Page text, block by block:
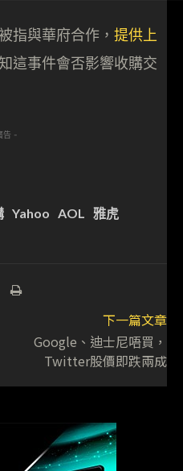
指與華府合作， 提供上
這事件會否影響收購交
告 -
Yahoo AOL 雅虎
下一篇文章
Google、迪士尼唔買，
Twitter股價即跌兩成